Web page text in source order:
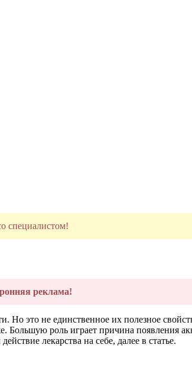
специалистом!
реклама!
Но это не единственное их полезное
роль играет причина появления
лекарства на себе, далее в статье.